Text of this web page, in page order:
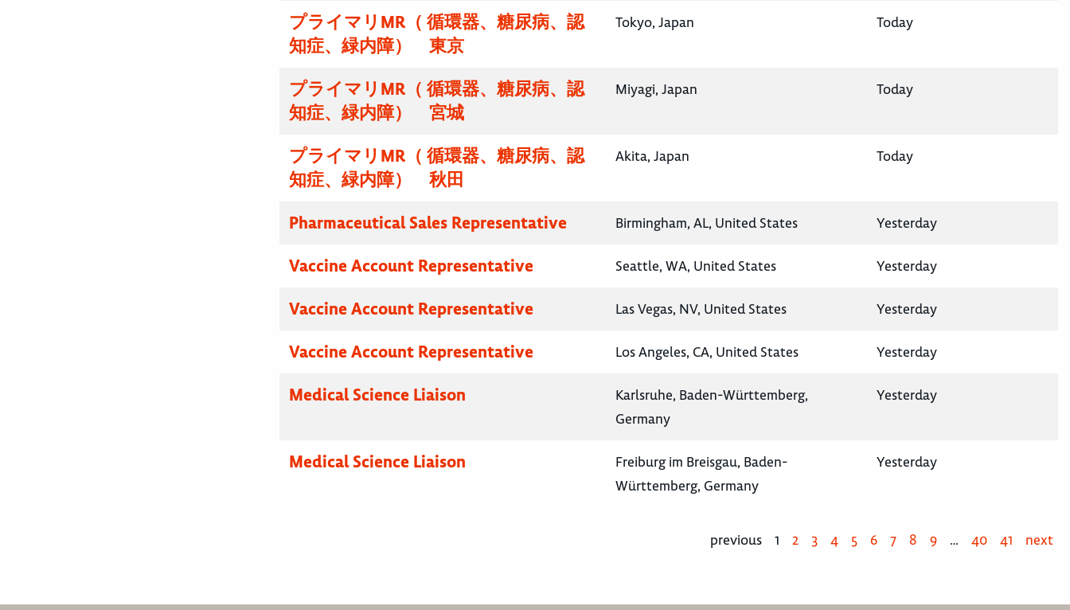
プライマリMR（ 循環器、糖尿病、認
知症、緑内障） 東京
Tokyo, Japan Today
プライマリMR（ 循環器、糖尿病、認
知症、緑内障） 宮城
Miyagi, Japan Today
プライマリMR（ 循環器、糖尿病、認
知症、緑内障） 秋田
Akita, Japan Today
Pharmaceutical Sales Representative Birmingham, AL, United States Yesterday
Vaccine Account Representative Seattle, WA, United States Yesterday
Vaccine Account Representative Las Vegas, NV, United States Yesterday
Vaccine Account Representative Los Angeles, CA, United States Yesterday
Medical Science Liaison
Karlsruhe, Baden-Württemberg,
Germany
Yesterday
Medical Science Liaison
Freiburg im Breisgau, Baden-
Württemberg, Germany
Yesterday
previous 1 2 3 4 5 6 7 8 9 … 40 41 next